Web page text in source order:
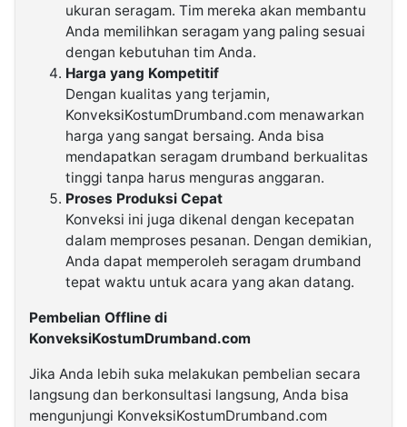
ukuran seragam. Tim mereka akan membantu
Anda memilihkan seragam yang paling sesuai
dengan kebutuhan tim Anda.
Harga yang Kompetitif
Dengan kualitas yang terjamin,
KonveksiKostumDrumband.com menawarkan
harga yang sangat bersaing. Anda bisa
mendapatkan seragam drumband berkualitas
tinggi tanpa harus menguras anggaran.
Proses Produksi Cepat
Konveksi ini juga dikenal dengan kecepatan
dalam memproses pesanan. Dengan demikian,
Anda dapat memperoleh seragam drumband
tepat waktu untuk acara yang akan datang.
Pembelian Offline di
KonveksiKostumDrumband.com
Jika Anda lebih suka melakukan pembelian secara
langsung dan berkonsultasi langsung, Anda bisa
mengunjungi KonveksiKostumDrumband.com